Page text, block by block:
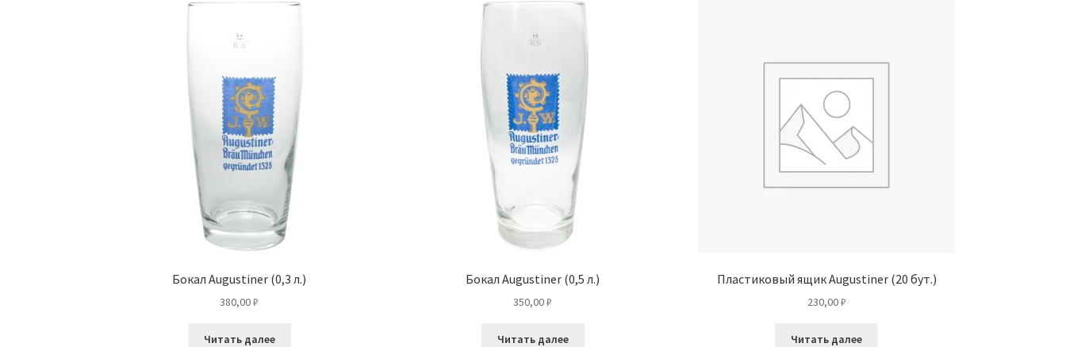
Бокал Augustiner (0,3 л.)
380,00₽
Читать далее
Бокал Augustiner (0,5 л.)
350,00₽
Читать далее
Пластиковый ящик Augustiner (20 бут.)
230,00₽
Читать далее